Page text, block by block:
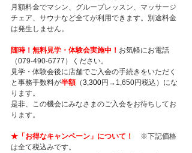
月額料金でマシン、グループレッスン、マッサージ
チェア、サウナなど全てが利用できます。別途料金
は発生しません。
随時！無料見学・体験会実施中！ お気軽にお電話
（079-490-6777）ください。
見学・体験会後に店舗でご入会の手続きをいただく
と事務手数料が半額（3,300円→1,650円税込）にな
ります。
是非、この機会にみなさまのご入会をお待ちしてお
ります。
★「お得なキャンペーン」について！
※下記価格
は全て税込みです。